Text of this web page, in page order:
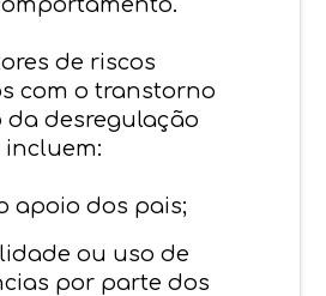
de riscos
com o transtorno
desregulação
apoio dos pais;
ou uso de
por parte dos